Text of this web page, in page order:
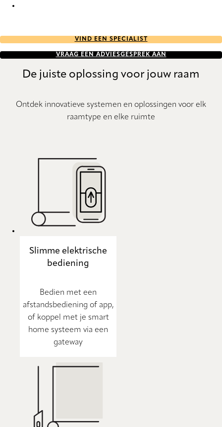
VIND EEN SPECIALIST
VRAAG EEN ADVIESGESPREK AAN
De juiste oplossing voor jouw raam
Ontdek innovatieve systemen en oplossingen voor elk
raamtype en elke ruimte
Slimme elektrische
bediening
Bedien met een
afstandsbediening of app,
of koppel met je smart
home systeem via een
gateway